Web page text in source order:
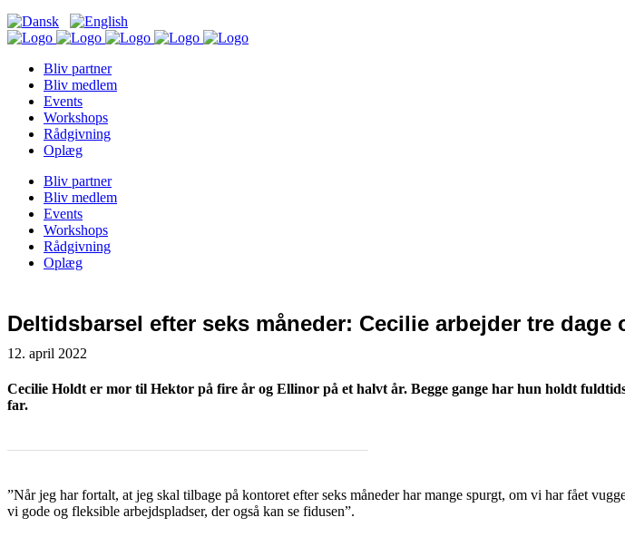
Bliv partner
Bliv medlem
Events
Workshops
Rådgivning
Oplæg
Bliv partner
Bliv medlem
Events
Workshops
Rådgivning
Oplæg
Deltidsbarsel efter seks måneder: Cecilie arbejder tre
12. april 2022
Cecilie Holdt er mor til Hektor på fire år og Ellinor på et halvt år. Begge gange har hun holdt
far.
”Når jeg har fortalt, at jeg skal tilbage på kontoret efter seks måneder har mange spurgt, om vi har fået
vi gode og fleksible arbejdspladser, der også kan se fidusen”.